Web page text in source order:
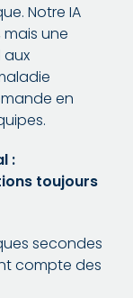
Notre IA
une
en
:
toujours
secondes
compte des